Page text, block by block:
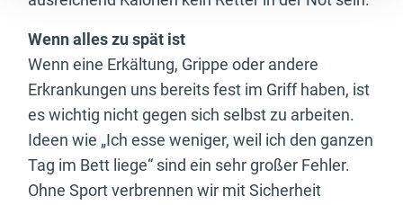
Wenn alles zu spät ist
Wenn eine Erkältung, Grippe oder andere
Erkrankungen uns bereits fest im Griff haben, ist
es wichtig nicht gegen sich selbst zu arbeiten.
Ideen wie „Ich esse weniger, weil ich den ganzen
Tag im Bett liege“ sind ein sehr großer Fehler.
Ohne Sport verbrennen wir mit Sicherheit